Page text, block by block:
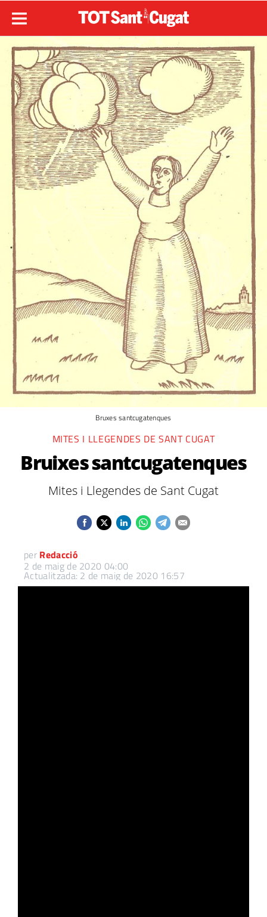
Bruxes santcugatenques
MITES I LLEGENDES DE SANT CUGAT
Bruixes santcugatenques
Mites i Llegendes de Sant Cugat
per Redacció
2 de maig de 2020 04:00
Actualitzada: 2 de maig de 2020 16:57